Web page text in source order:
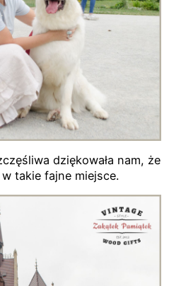
dziękowała nam, że
takie fajne miejsce.